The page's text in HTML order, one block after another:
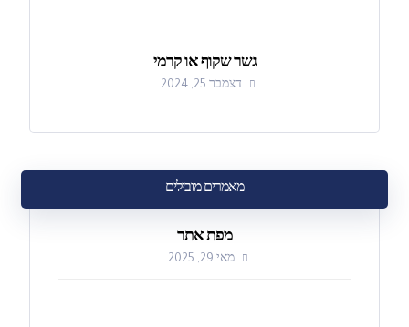
גשר שקוף או קרמי
דצמבר 25, 2024
מאמרים מובילים
מפת אתר
מאי 29, 2025